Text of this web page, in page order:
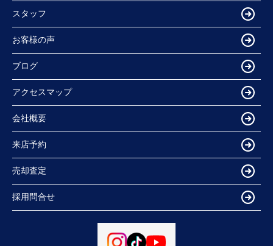
スタッフ
お客様の声
ブログ
アクセスマップ
会社概要
来店予約
売却査定
採用問合せ